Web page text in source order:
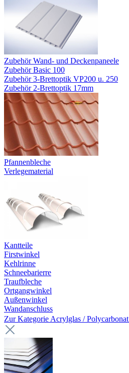
Zubehör Wand- und Deckenpaneele
Zubehör Basic 100
Zubehör 3-Brettoptik VP200 u. 250
Zubehör 2-Brettoptik 17mm
Pfannenbleche
Verlegematerial
Kantteile
Firstwinkel
Kehlrinne
Schneebarierre
Traufbleche
Ortgangwinkel
Außenwinkel
Wandanschluss
Zur Kategorie Acrylglas / Polycarbonat